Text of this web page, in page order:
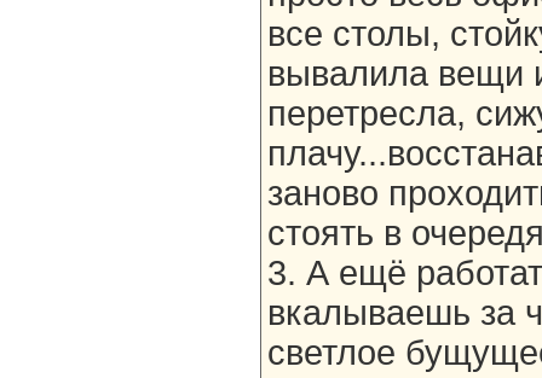
все столы,
вывалила вещи
перетресла,
заново
стоять в
3. А ещё
вкалываешь за
светлое